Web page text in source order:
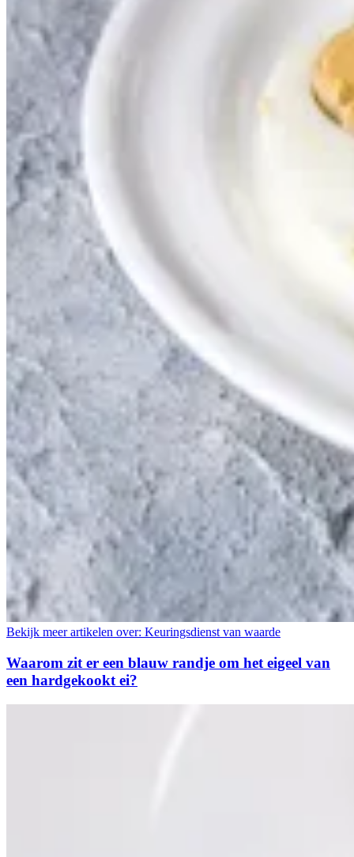
Bekijk meer artikelen over: Keuringsdienst van waarde
Waarom zit er een blauw randje om het eigeel van
een hardgekookt ei?